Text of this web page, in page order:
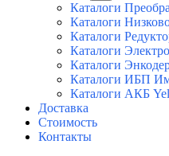
Каталоги
Каталоги
Каталоги
Каталоги
Каталоги
Каталоги ИБП
Каталоги АКБ
Доставка
Стоимость
Контакты